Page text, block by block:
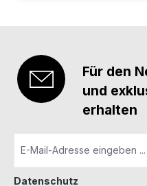
Für den
und
erhalten
Datenschutz